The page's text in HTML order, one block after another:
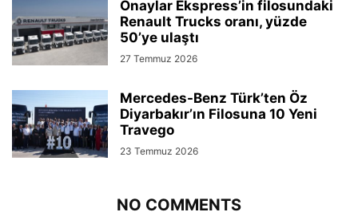
Onaylar Ekspress’in filosundaki
Renault Trucks oranı, yüzde
50’ye ulaştı
27 Temmuz 2026
Mercedes-Benz Türk’ten Öz
Diyarbakır’ın Filosuna 10 Yeni
Travego
23 Temmuz 2026
NO COMMENTS